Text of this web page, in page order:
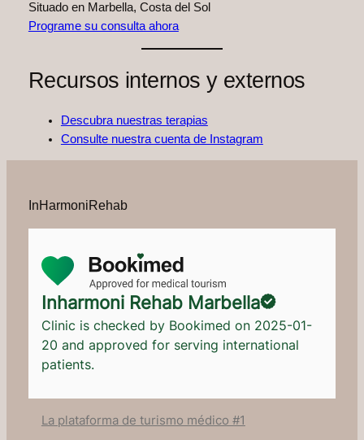
Situado en Marbella, Costa del Sol
Programe su consulta ahora
Recursos internos y externos
Descubra nuestras terapias
Consulte nuestra cuenta de Instagram
InHarmoniRehab
Inharmoni Rehab Marbella
Clinic is checked by Bookimed on 2025-01-
20 and approved for serving international
patients.
La plataforma de turismo médico #1